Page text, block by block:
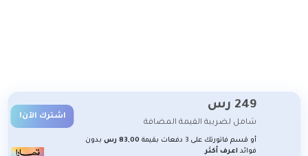
249 رس
شامل لضريبة القيمة المضافة
اشترك الآن!
أو قسم فاتورتك على 3 دفعات بقيمة 83,00 رس
بدون
فوائد اعرف أكثر